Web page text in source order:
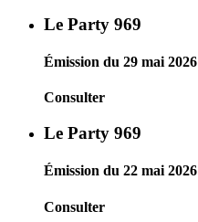
Le Party 969
Émission du 29 mai 2026
Consulter
Le Party 969
Émission du 22 mai 2026
Consulter